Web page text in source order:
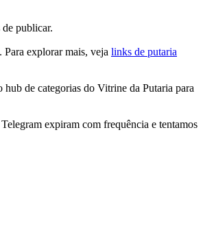
publicar.
explorar mais, veja links de putaria
de categorias do Vitrine da Putaria para
expiram com frequência e tentamos